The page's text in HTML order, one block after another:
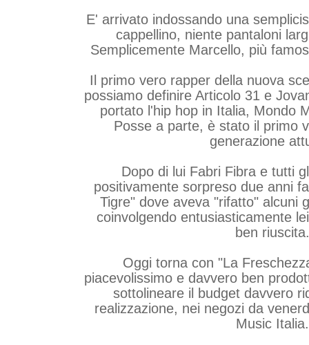
E' arrivato indossando una
cappellino, niente pantaloni
Semplicemente Marcello, più
Il primo vero rapper della nuova
possiamo definire Articolo 31 e
portato l'hip hop in Italia, Mondo
Posse a parte, è stato il primo
generazione
Dopo di lui Fabri Fibra e tutti
positivamente sorpreso due anni
Tigre" dove aveva "rifatto" alcuni
coinvolgendo entusiasticamente
ben riuscita.
Oggi torna con "La
piacevolissimo e davvero ben
sottolineare il budget davvero
realizzazione, nei negozi da
Music Italia.